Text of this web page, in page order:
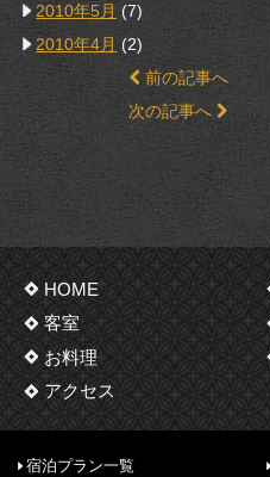
2010年5月 (7)
2010年4月 (2)
前の記事へ
次の記事へ
HOME
客室
お料理
アクセス
宿泊プラン一覧